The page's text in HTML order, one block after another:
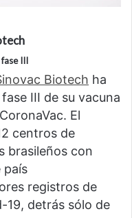
III
Biotech ha
III de su vacuna
El
centros de
brasileños con
país
registros de
19, detrás sólo de